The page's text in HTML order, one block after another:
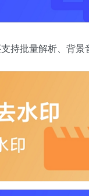
持批量解析、背景